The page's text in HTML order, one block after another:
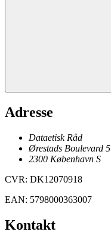
Adresse
Dataetisk Råd
Ørestads Boulevard 5
2300 København S
CVR: DK12070918
EAN: 5798000363007
Kontakt